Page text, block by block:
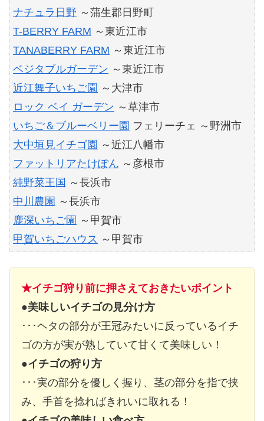
ナチュラ日野 ～蒲生郡日野町
T-BERRY FARM ～東近江市
TANABERRY FARM ～東近江市
ベジタブルガーデン ～東近江市
近江舞子いちご園 ～大津市
ロック ベイ ガーデン ～草津市
いちご＆ブルーベリー園 フェリーチェ ～野洲市
大中垣見イチゴ園 ～近江八幡市
ファットリアたけぽん ～彦根市
純野菜王国 ～長浜市
中川農園 ～長浜市
鹿深いちご園 ～甲賀市
甲賀いちごハウス ～甲賀市
★イチゴ狩り前に押さえておきたいポイント
●美味しいイチゴの見分け方
･･･ヘタの部分が王冠みたいに反っているイチ
ゴの方が実が熟していて甘くて美味しい！
●イチゴの狩り方
･･･実の部分を優しく握り、茎の部分を指で挟
み、手首を捻ればきれいに取れる！